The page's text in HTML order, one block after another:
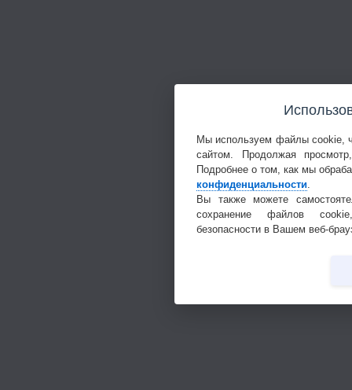
Мы используем файлы cookie,
сайтом. Продолжая
Подробнее о том, как мы
конфиденциальности.
Вы также можете
сохранение файлов
безопасности в Вашем веб-